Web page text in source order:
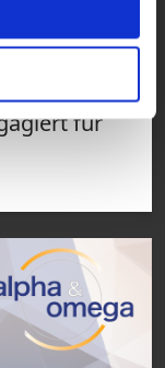
&
und die
für